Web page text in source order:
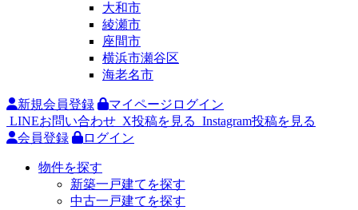
大和市
綾瀬市
座間市
横浜市瀬谷区
海老名市
新規会員登録
マイページログイン
LINEお問い合わせ X投稿を見る Instagram投稿を見る
会員登録
ログイン
物件を探す
新築一戸建てを探す
中古一戸建てを探す